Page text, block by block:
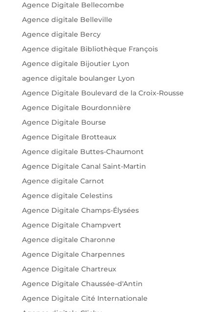
Agence Digitale Bellecombe
Agence digitale Belleville
Agence digitale Bercy
Agence digitale Bibliothèque François
Agence digitale Bijoutier Lyon
agence digitale boulanger Lyon
Agence Digitale Boulevard de la Croix-Rousse
Agence Digitale Bourdonnière
Agence Digitale Bourse
Agence Digitale Brotteaux
Agence digitale Buttes-Chaumont
Agence Digitale Canal Saint-Martin
Agence digitale Carnot
Agence digitale Celestins
Agence Digitale Champs-Élysées
Agence Digitale Champvert
Agence digitale Charonne
Agence Digitale Charpennes
Agence Digitale Chartreux
Agence Digitale Chaussée-d'Antin
Agence Digitale Cité Internationale